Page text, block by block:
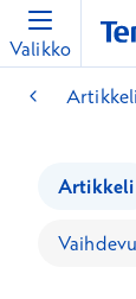
Valikko
Artikkeli